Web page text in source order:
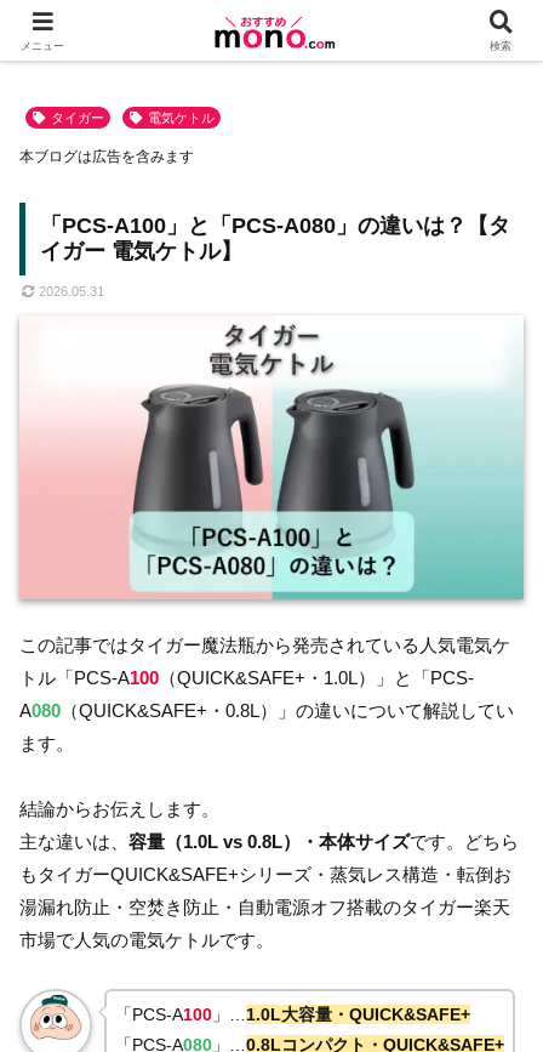
タイガー 電気ケトル
「PCS-A100」と「PCS-A080」の違いは？【タ
イガー 電気ケトル】
2026.05.31
本ブログは広告を含みます
この記事ではタイガー魔法瓶から発売されている人気電気ケ
トル「PCS-A100 （QUICK&SAFE+・1.0L）」と「PCS-
A080 （QUICK&SAFE+・0.8L）」の違いについて解説してい
ます。
結論からお伝えします。
主な違いは、 容量（1.0L vs 0.8L）・本体サイズです。どちら
もタイガーQUICK&SAFE+シリーズ・蒸気レス構造・転倒お
湯漏れ防止・空焚き防止・自動電源オフ搭載のタイガー楽天
市場で人気の電気ケトルです。
「PCS-A100 」… 1.0L大容量・QUICK&SAFE+
「PCS-A080 」… 0.8Lコンパクト・QUICK&SAFE+
メニュー 検索